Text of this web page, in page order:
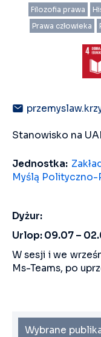
Filozofia prawa
Prawa człowieka
Stanowisko na
Jednostka:
Myślą Polityczno-
Dyżur:
Urlop: 09.07 –
W sesji i we
Ms-Teams, po
Wybrane